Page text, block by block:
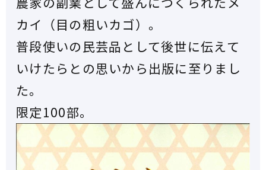
カイ（目の粗いカゴ）。
普段使いの民芸品として後世に伝えて
いけたらとの思いから出版に至りまし
た。
限定100部。